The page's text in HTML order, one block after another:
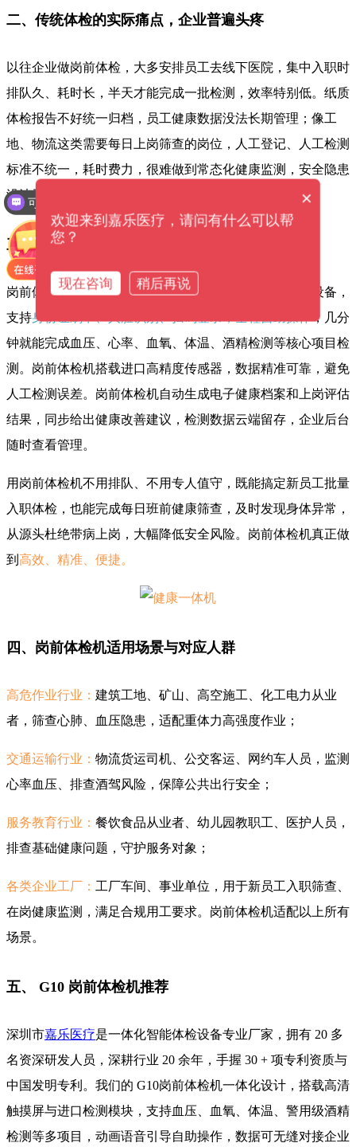
二、传统体检的实际痛点，企业普遍头疼
以往企业做岗前体检，大多安排员工去线下医院，集中入职时
排队久、耗时长，半天才能完成一批检测，效率特别低。纸质
体检报告不好统一归档，员工健康数据没法长期管理；像工
地、物流这类需要每日上岗筛查的岗位，人工登记、人工检测
标准不统一，耗时费力，很难做到常态化健康监测，安全隐患
没法及时排查。岗前体检机完美解决这些难题。
三、岗前体检机，轻松解决企业用工筛查难题
岗前体检机就是专门针对这些行业痛点研发的智能体检设备，
支持身份证刷卡、人脸识别、扫码登录，全程自助操作
，几分
钟就能完成血压、心率、血氧、体温、酒精检测等核心项目检
测。岗前体检机搭载进口高精度传感器，数据精准可靠，避免
人工检测误差。岗前体检机自动生成电子健康档案和上岗评估
结果，同步给出健康改善建议，检测数据云端留存，企业后台
随时查看管理。
用岗前体检机不用排队、不用专人值守，既能搞定新员工批量
入职体检，也能完成每日班前健康筛查，及时发现身体异常，
从源头杜绝带病上岗，大幅降低安全风险。岗前体检机真正做
到 高效、精准、便捷。
四、岗前体检机适用场景与对应人群
高危作业行业： 建筑工地、矿山、高空施工、化工电力从业
者，筛查心肺、血压隐患，适配重体力高强度作业；
交通运输行业： 物流货运司机、公交客运、网约车人员，监测
心率血压、排查酒驾风险，保障公共出行安全；
服务教育行业： 餐饮食品从业者、幼儿园教职工、医护人员，
排查基础健康问题，守护服务对象；
各类企业工厂： 工厂车间、事业单位，用于新员工入职筛查、
在岗健康监测，满足合规用工要求。岗前体检机适配以上所有
场景。
五、 G10 岗前体检机推荐
深圳市嘉乐医疗是一体化智能体检设备专业厂家，拥有 20 多
名资深研发人员，深耕行业 20 余年，手握 30 + 项专利资质与
中国发明专利。我们的 G10岗前体检机一体化设计，搭载高清
触摸屏与进口检测模块，支持血压、血氧、体温、警用级酒精
检测等多项目，动画语音引导自助操作，数据可无缝对接企业
×
欢迎来到嘉乐医疗，请问有什么可以帮
您？
现在咨询 稍后再说